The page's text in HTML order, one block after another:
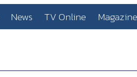
News TV Online